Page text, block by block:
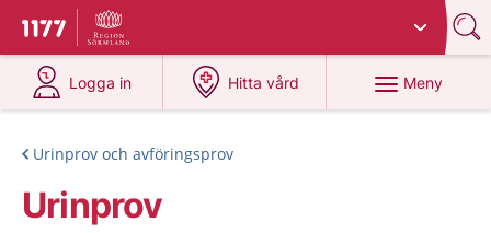
Till startsidan för 1177
Du har valt region
Logga in
på 1177.se
Hitta vård
på 1177.se
Meny
Urinprov och avföringsprov
Urinprov